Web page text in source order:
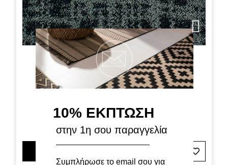
Μοκέτα Traffic 74 Γκρι Σκούρο
10% ΕΚΠΤΩΣΗ
στην 1η σου παραγγελία
Συμπλήρωσε το email σου για